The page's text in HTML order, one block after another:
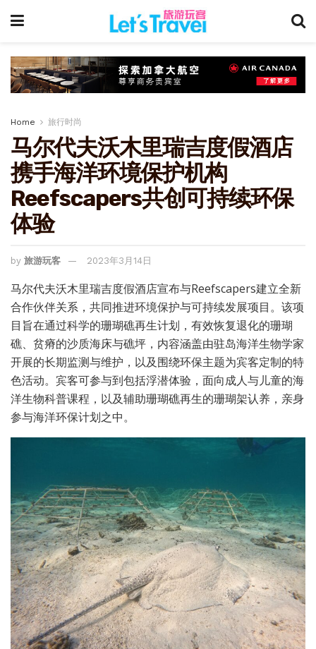
Home 旅行时尚
马尔代夫沃木里瑞吉度假酒店
携手海洋环境保护机构
Reefscapers共创可持续环保
体验
by 旅游玩客 2023年3月14日
马尔代夫沃木里瑞吉度假酒店宣布与Reefscapers建立全新
合作伙伴关系，共同推进环境保护与可持续发展项目。该项
目旨在通过科学的珊瑚礁再生计划，有效恢复退化的珊瑚
礁、贫瘠的沙质海床与礁坪，内容涵盖由驻岛海洋生物学家
开展的长期监测与维护，以及围绕环保主题为宾客定制的特
色活动。宾客可参与到包括浮潜体验，面向成人与儿童的海
洋生物科普课程，以及辅助珊瑚礁再生的珊瑚架认养，亲身
参与海洋环保计划之中。